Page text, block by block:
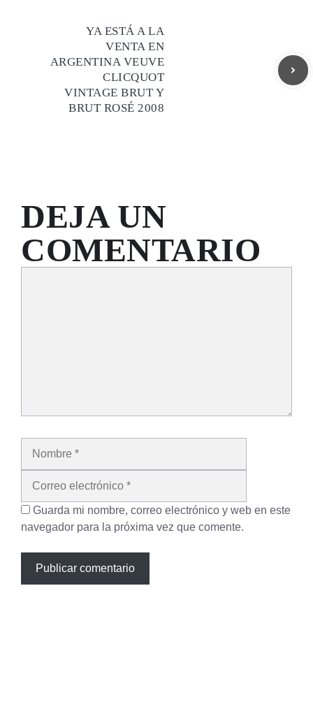
YA ESTÁ A LA
VENTA EN
ARGENTINA VEUVE
CLICQUOT
VINTAGE BRUT Y
BRUT ROSÉ 2008
DEJA UN
COMENTARIO
Guarda mi nombre, correo electrónico y web en este
navegador para la próxima vez que comente.